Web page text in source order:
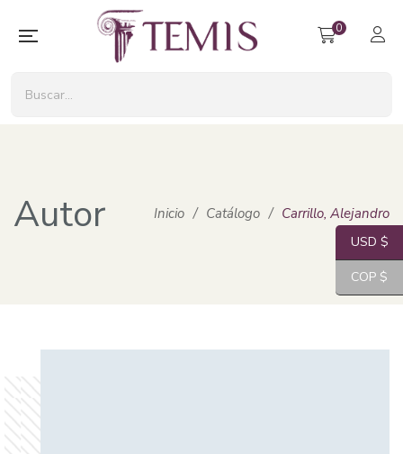
0
Autor Inicio / Catálogo / Carrillo, Alejandro
USD $
COP $